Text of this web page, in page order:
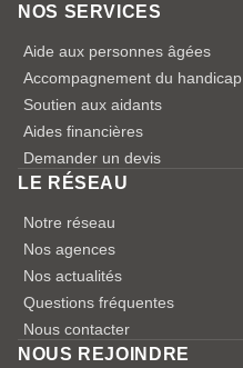
NOS SERVICES
Aide aux personnes âgées
Accompagnement du handicap
Soutien aux aidants
Aides financières
Demander un devis
LE RÉSEAU
Notre réseau
Nos agences
Nos actualités
Questions fréquentes
Nous contacter
NOUS REJOINDRE